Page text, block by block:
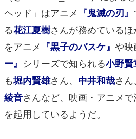
ヘッド」はアニメ 『鬼滅の刃』
る花江夏樹さんが務めているほ
をアニメ 『黒子のバスケ』 や映
ー』 シリーズで知られる小野賢
も堀内賢雄さん、 中井和哉さん、
綾音さんなど、映画・アニメ
を起用しているようだ。